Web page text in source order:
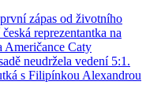
zápas od životního
reprezentantka na
Caty
neudržela vedení 5:1.
s Filipínkou Alexandrou